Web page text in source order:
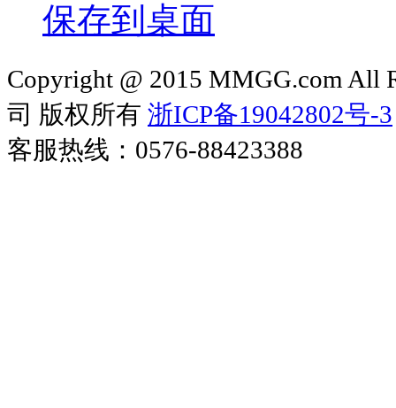
保存到桌面
Copyright @ 2015 MMGG.com All
司 版权所有 浙ICP备19042802号-3
客服热线：0576-88423388